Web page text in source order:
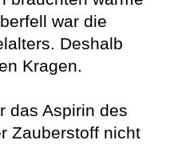
war die
Deshalb
Kragen.
das Aspirin des
Zauberstoff nicht